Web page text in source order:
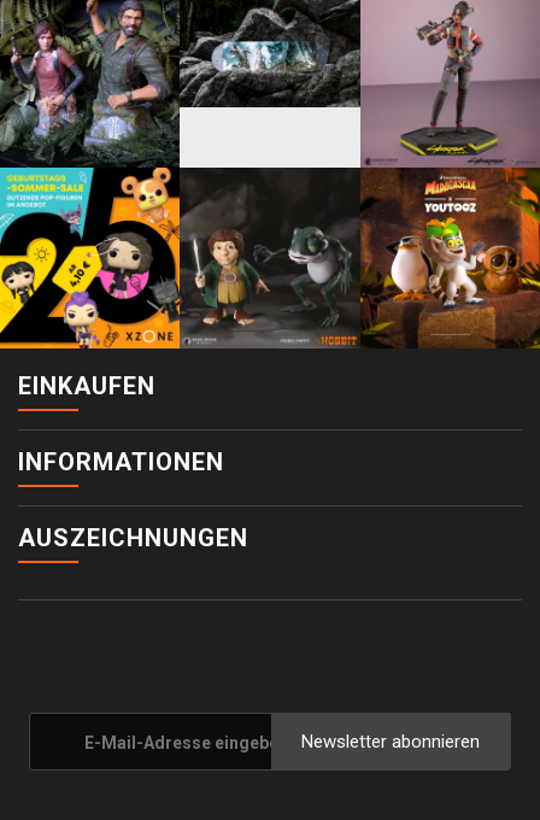
EINKAUFEN
INFORMATIONEN
AUSZEICHNUNGEN
Newsletter abonnieren